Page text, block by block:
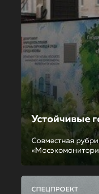
Устойчивые
Совместная
СПЕЦПРОЕКТ